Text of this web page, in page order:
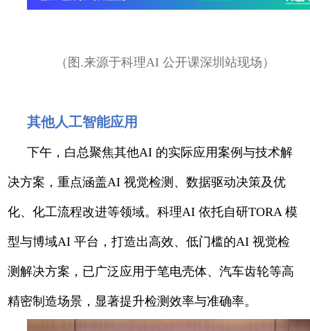
（图.来源于科理AI 公开课深圳站现场）
其他人工智能应用
下午，白总聚焦其他AI 的实际应用案例与技术解
决方案，重点涵盖AI 视觉检测、数据驱动决策及优
化、化工流程改进等领域。科理AI 依托自研TORA 模
型与博域AI 平台，打造出高效、低门槛的AI 视觉检
测解决方案，已广泛应用于笔电壳体、汽车齿轮等高
精密制造场景，显著提升检测效率与准确率。